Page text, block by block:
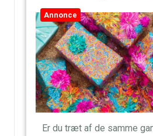
Annonce
Er du træt af de samme